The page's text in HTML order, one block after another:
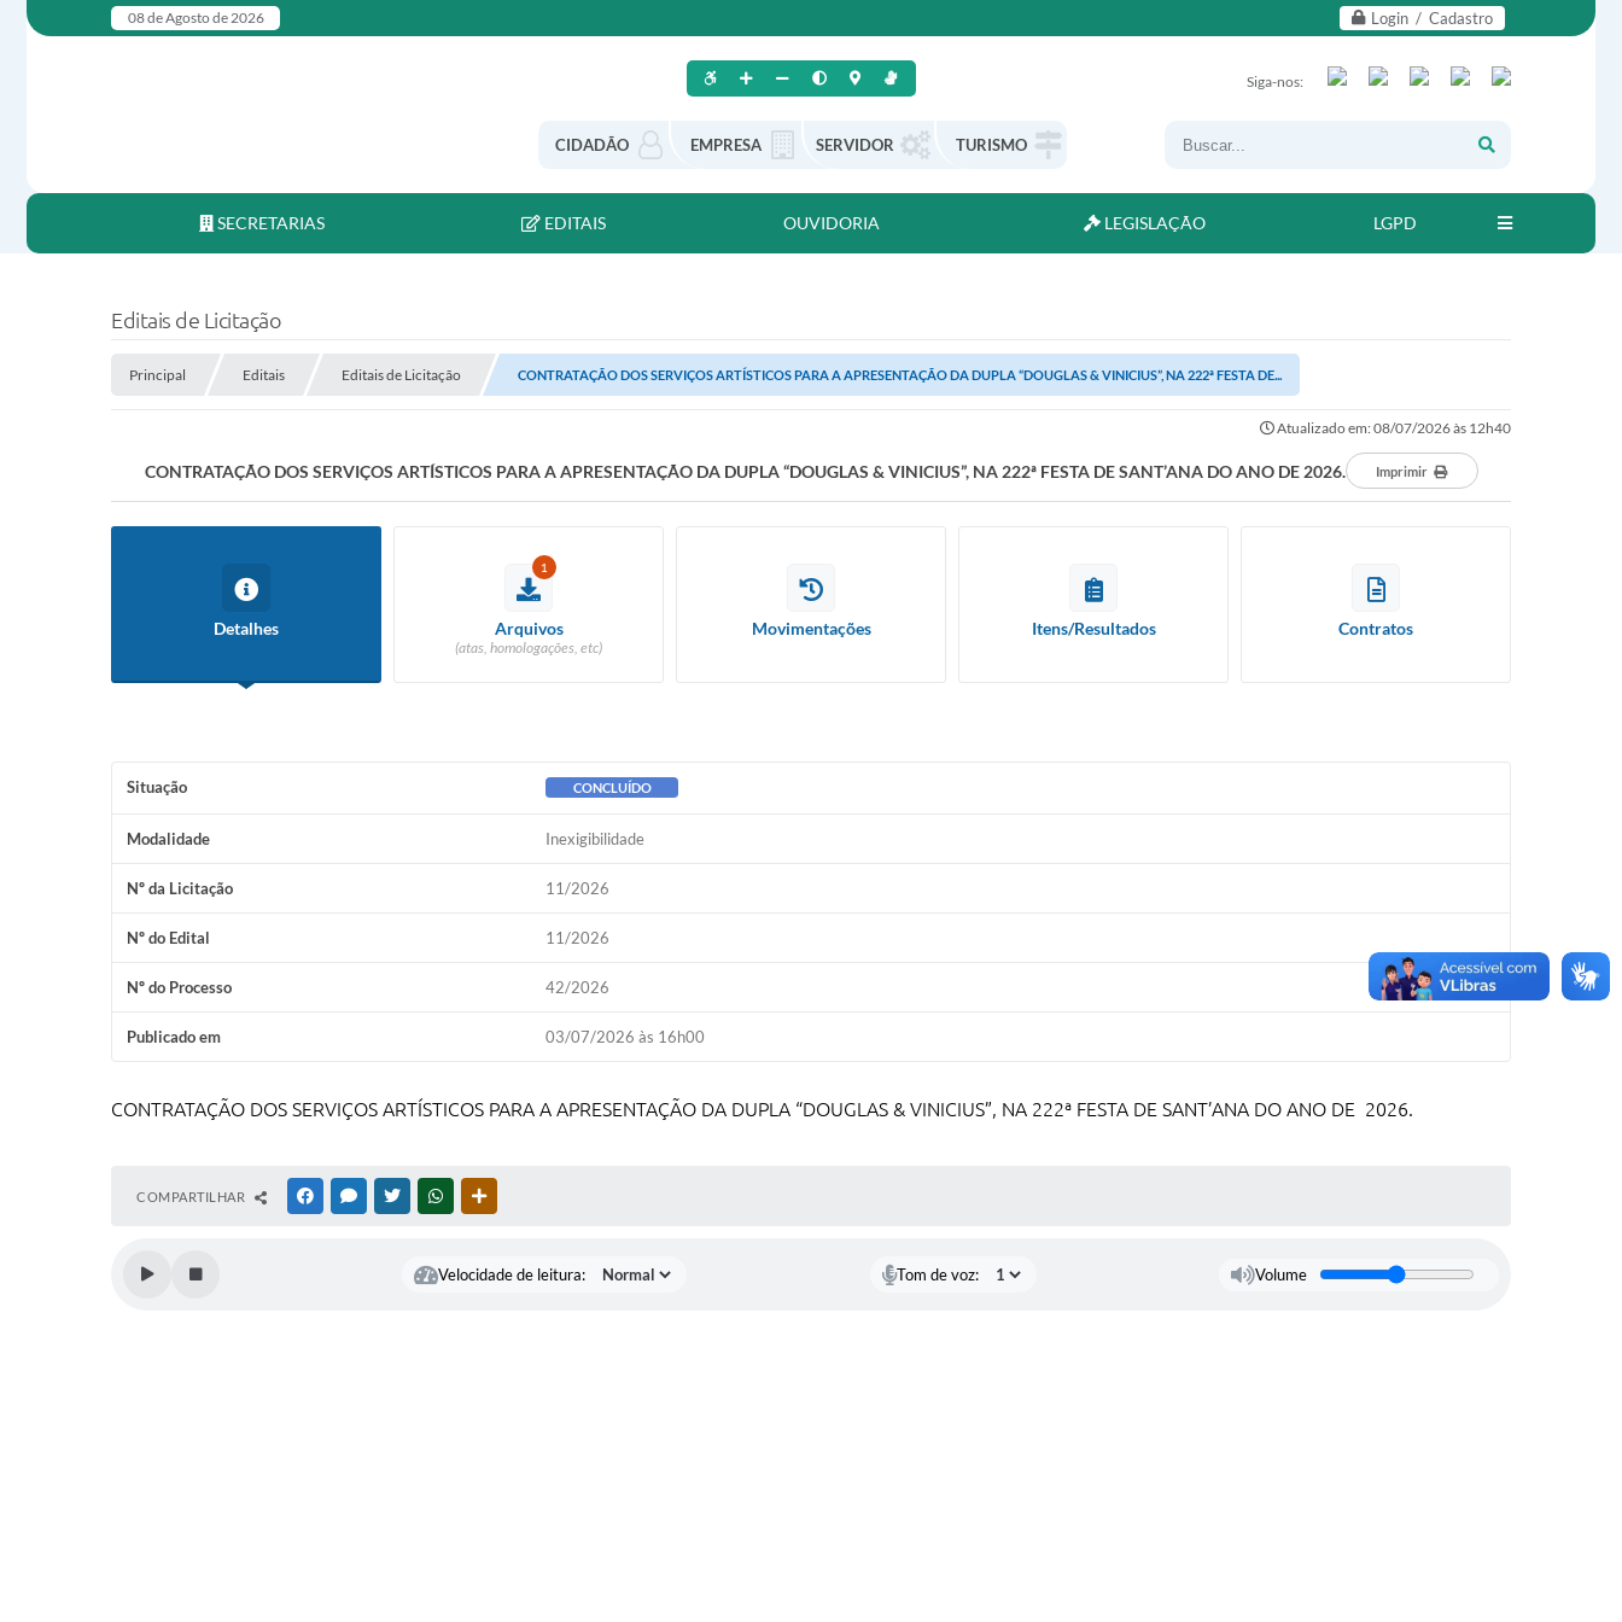
Login / Cadastro
08 de Agosto de 2026
CIDADÃO EMPRESA SERVIDOR TURISMO
Siga-nos:
SECRETARIAS EDITAIS OUVIDORIA LEGISLAÇÃO LGPD
Editais de Licitação
Principal Editais Editais de Licitação CONTRATAÇÃO DOS SERVIÇOS ARTÍSTICOS PARA A APRESENTAÇÃO DA DUPLA “DOUGLAS & VINICIUS”, NA 222ª FESTA DE...
Atualizado em: 08/07/2026 às 12h40
CONTRATAÇÃO DOS SERVIÇOS ARTÍSTICOS PARA A APRESENTAÇÃO DA DUPLA “DOUGLAS & VINICIUS”, NA 222ª FESTA DE SANT’ANA DO ANO DE 2026. Imprimir
Detalhes
1
Arquivos
(atas, homologações, etc)
Movimentações Itens/Resultados Contratos
Situação CONCLUÍDO
Modalidade Inexigibilidade
Nº da Licitação 11/2026
Nº do Edital 11/2026
Nº do Processo 42/2026
Publicado em 03/07/2026 às 16h00
CONTRATAÇÃO DOS SERVIÇOS ARTÍSTICOS PARA A APRESENTAÇÃO DA DUPLA “DOUGLAS & VINICIUS”, NA 222ª FESTA DE SANT’ANA DO ANO DE 2026.
COMPARTILHAR FACEBOOKMESSENGER
TWITTERWHATSAPP
Velocidade de leitura: Tom de voz: Volume